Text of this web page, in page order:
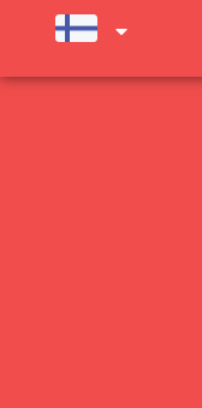
SU)